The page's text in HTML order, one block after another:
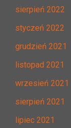
sierpień 2022
styczeń 2022
grudzień 2021
listopad 2021
wrzesień 2021
sierpień 2021
lipiec 2021